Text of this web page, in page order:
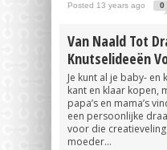
Posted 13 years ago 0
Van Naald Tot
Knutselideeën
Je kunt al je baby-
kant en klaar kopen,
papa’s en mama’s
een persoonlijke
voor die
moeder...